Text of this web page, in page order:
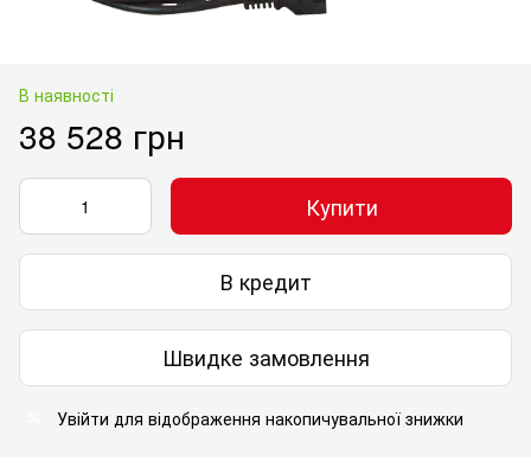
В наявності
38 528 грн
Купити
В кредит
Швидке замовлення
Увійти для відображення накопичувальної знижки